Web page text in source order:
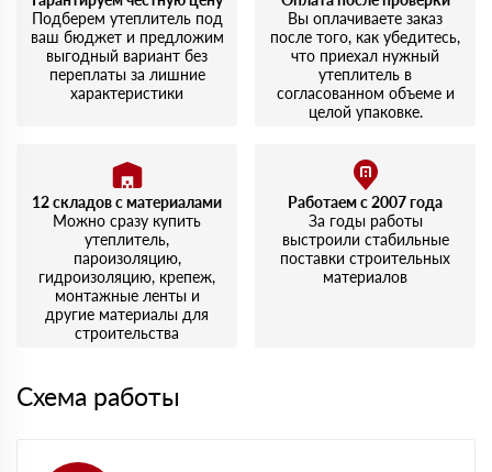
Подберем утеплитель под
ваш бюджет и предложим
выгодный вариант без
переплаты за лишние
характеристики
Вы оплачиваете заказ
после того, как убедитесь,
что приехал нужный
утеплитель в
согласованном объеме и
целой упаковке.
12 складов с материалами
Можно сразу купить
утеплитель,
пароизоляцию,
гидроизоляцию, крепеж,
монтажные ленты и
другие материалы для
строительства
Работаем с 2007 года
За годы работы
выстроили стабильные
поставки строительных
материалов
Схема работы